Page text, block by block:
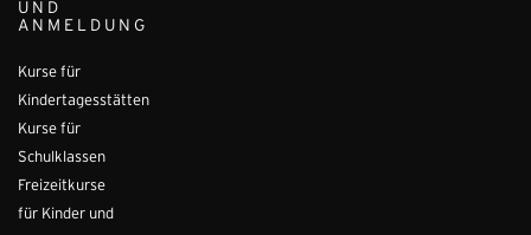
UND
ANMELDUNG
Kurse für
Kindertagesstätten
Kurse für
Schulklassen
Freizeitkurse
für Kinder und